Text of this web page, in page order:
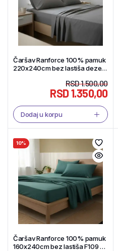
Čaršav Ranforce 100% pamuk
220x240cm bez lastiša dezen
RSD1.500,00
RSD1.350,00
Dodaj u korpu
10%
Čaršav Ranforce 100% pamuk
160x240cm bez lastiša F109 –